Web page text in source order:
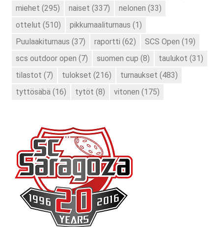
miehet (295) naiset (337) nelonen (33)
ottelut (510) pikkumaaliturnaus (1)
Puulaakiturnaus (37) raportti (62) SCS Open (19)
scs outdoor open (7) suomen cup (8) taulukot (31)
tilastot (7) tulokset (216) turnaukset (483)
tyttösäbä (16) tytöt (8) vitonen (175)